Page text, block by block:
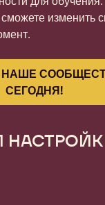
изменить
НАШЕ
СЕГОДНЯ!